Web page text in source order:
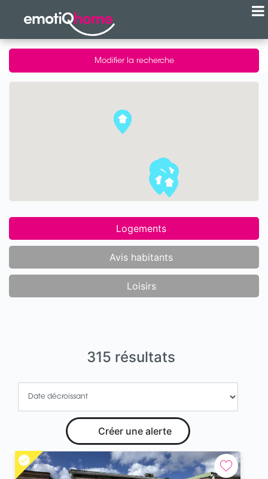
Modifier la recherche
315 résultats
Créer une alerte
Logements
Avis habitants
Loisirs